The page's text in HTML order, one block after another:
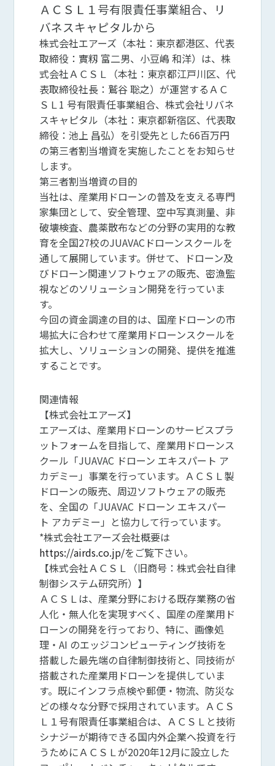
ＡＣＳＬ１号有限責任事業組合、リ
バネスキャピタルから
株式会社エアーズ（本社：東京都港区、代表
取締役：實籾 富二男、小豆嶋 和洋）は、株
式会社ＡＣＳＬ（本社：東京都江戸川区、代
表取締役社長：鷲谷 聡之）が運営するＡＣ
ＳＬ1 号有限責任事業組合、株式会社リバネ
スキャピタル（本社：東京都新宿区、代表取
締役：池上 昌弘）を引受先とした66百万円
の第三者割当増資を実施したことをお知らせ
します。
第三者割当増資の目的
当社は、産業用ドローンの普及を支える専門
家集団として、安全管理、空中写真測量、非
破壊検査、農薬散布などの分野の実用的な教
育を全国27校のJUAVACドローンスクールを
通して展開しています。併せて、ドローン及
びドローン関連ソフトウェアの販売、密漁監
視などのソリューション開発を行っていま
す。
今回の資金調達の目的は、国産ドローンの市
場拡大に合わせて産業用ドローンスクールを
拡大し、ソリューションの開発、提供を推進
することです。
関連情報
【株式会社エアーズ】
エアーズは、産業用ドローンのサービスプラ
ットフォームを目指して、産業用ドローンス
クール「JUAVAC ドローン エキスパート ア
カデミー」事業を行っています。ＡＣＳＬ製
ドローンの販売、周辺ソフトウェアの販売
を、全国の「JUAVAC ドローン エキスパー
ト アカデミー」と協力して行っています。
*株式会社エアーズ会社概要は
https://airds.co.jp/をご覧下さい。
【株式会社ＡＣＳＬ（旧商号：株式会社自律
制御システム研究所）】
ＡＣＳＬは、産業分野における既存業務の省
人化・無人化を実現すべく、国産の産業用ド
ローンの開発を行っており、特に、画像処
理・AI のエッジコンピューティング技術を
搭載した最先端の自律制御技術と、同技術が
搭載された産業用ドローンを提供していま
す。既にインフラ点検や郵便・物流、防災な
どの様々な分野で採用されています。ＡＣＳ
Ｌ１号有限責任事業組合は、ＡＣＳＬと技術
シナジーが期待できる国内外企業へ投資を行
うためにＡＣＳＬが2020年12月に設立した